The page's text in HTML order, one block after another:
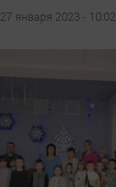
27 января 2023 - 10:02